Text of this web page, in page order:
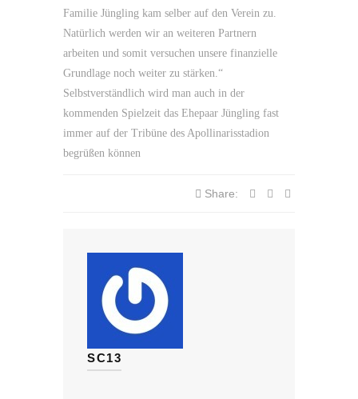
Familie Jüngling kam selber auf den Verein zu.
Natürlich werden wir an weiteren Partnern
arbeiten und somit versuchen unsere finanzielle
Grundlage noch weiter zu stärken.“
Selbstverständlich wird man auch in der
kommenden Spielzeit das Ehepaar Jüngling fast
immer auf der Tribüne des Apollinarisstadion
begrüßen können
Share:
SC13